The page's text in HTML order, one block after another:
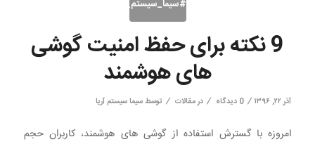
9 نکته برای حفظ امنیت گوشی
های هوشمند
آذر ۲۲, ۱۳۹۶ / 0 دیدگاه / درمقالات / توسطسیما سیستم آریا
امروزه با گسترش استفاده از گوشی های هوشمند، کاربران حجم